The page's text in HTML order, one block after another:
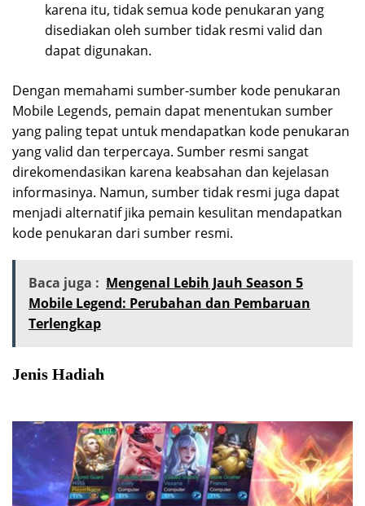
karena itu, tidak semua kode penukaran yang
disediakan oleh sumber tidak resmi valid dan
dapat digunakan.
Dengan memahami sumber-sumber kode penukaran
Mobile Legends, pemain dapat menentukan sumber
yang paling tepat untuk mendapatkan kode penukaran
yang valid dan terpercaya. Sumber resmi sangat
direkomendasikan karena keabsahan dan kejelasan
informasinya. Namun, sumber tidak resmi juga dapat
menjadi alternatif jika pemain kesulitan mendapatkan
kode penukaran dari sumber resmi.
Baca juga : Mengenal Lebih Jauh Season 5
Mobile Legend: Perubahan dan Pembaruan
Terlengkap
Jenis Hadiah